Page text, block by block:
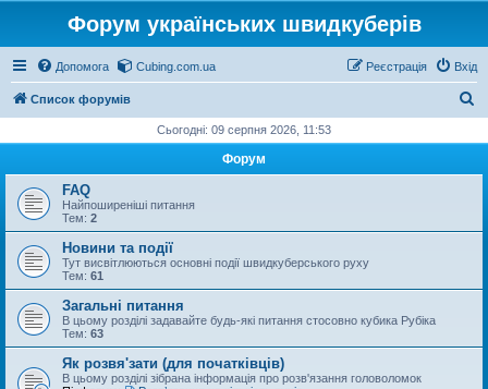
Форум українських швидкуберів
Допомога Cubing.com.ua Вхід
Реєстрація
Список форумів
у
Сьогодні: 09 серпня 2026, 11:53
Форум
FAQ
Найпоширеніші питання
Тем: 2
Новини та події
Тут висвітлюються основні події швидкуберського руху
Тем: 61
Загальні питання
В цьому розділі задавайте будь-які питання стосовно кубика Рубіка
Тем: 63
Як розвя'зати (для початківців)
В цьому розділі зібрана інформація про розв'язання головоломок